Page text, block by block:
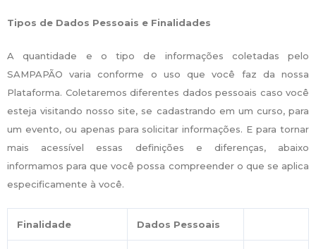
Tipos de Dados Pessoais e Finalidades
A quantidade e o tipo de informações coletadas pelo
SAMPAPÃO varia conforme o uso que você faz da nossa
Plataforma. Coletaremos diferentes dados pessoais caso você
esteja visitando nosso site, se cadastrando em um curso, para
um evento, ou apenas para solicitar informações. E para tornar
mais acessível essas definições e diferenças, abaixo
informamos para que você possa compreender o que se aplica
especificamente à você.
Finalidade Dados Pessoais